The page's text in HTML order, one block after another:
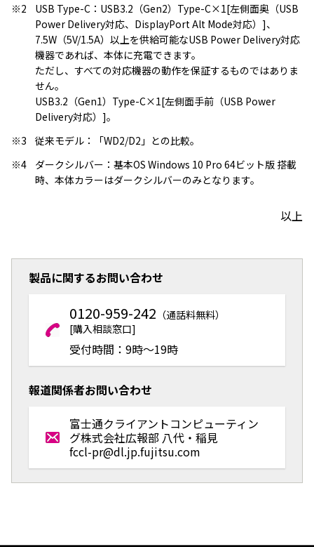
※2
USB Type-C：USB3.2（Gen2）Type-C×1[左側面奥（USB
Power Delivery対応、DisplayPort Alt Mode対応）]、
7.5W（5V/1.5A）以上を供給可能なUSB Power Delivery対応
機器であれば、本体に充電できます。
ただし、すべての対応機器の動作を保証するものではありま
せん。
USB3.2（Gen1）Type-C×1[左側面手前（USB Power
Delivery対応）]。
※3
従来モデル：「WD2/D2」との比較。
※4
ダークシルバー：基本OS Windows 10 Pro 64ビット版 搭載
時、本体カラーはダークシルバーのみとなります。
以上
製品に関するお問い合わせ
0120-959-242 （通話料無料）
[購入相談窓口]
受付時間：9時～19時
報道関係者お問い合わせ
富士通クライアントコンピューティン
グ株式会社広報部 八代・稲見
fccl-pr@dl.jp.fujitsu.com